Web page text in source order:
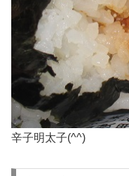
辛子明太子(^^)